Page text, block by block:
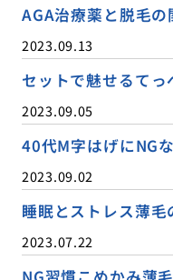
AGA治療薬と脱毛の
2023.09.13
セットで魅せるてっ
2023.09.05
40代M字はげにNG
2023.09.02
睡眠とストレス薄毛
2023.07.22